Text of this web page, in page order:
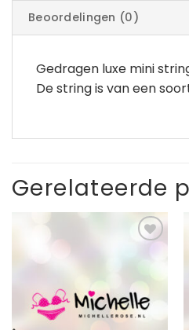
Beoordelingen (0)
Gedragen luxe mini
De string is van een
Gerelateerde